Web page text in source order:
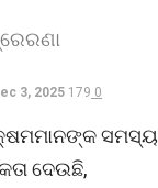
3, 2025 179 0
ଦେଉଛି,